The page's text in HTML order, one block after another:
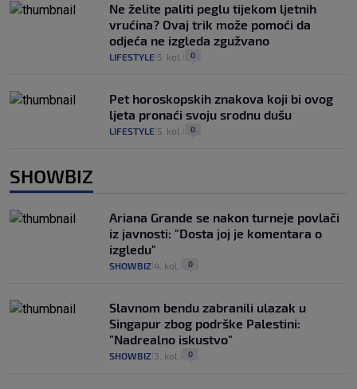
Ne želite paliti peglu tijekom ljetnih
vrućina? Ovaj trik može pomoći da
odjeća ne izgleda zgužvano
LIFESTYLE 5. kol. 0
Pet horoskopskih znakova koji bi ovog
ljeta pronaći svoju srodnu dušu
LIFESTYLE 5. kol. 0
SHOWBIZ
Ariana Grande se nakon turneje povlači
iz javnosti: "Dosta joj je komentara o
izgledu"
SHOWBIZ 4. kol. 0
Slavnom bendu zabranili ulazak u
Singapur zbog podrške Palestini:
"Nadrealno iskustvo"
SHOWBIZ 3. kol. 0